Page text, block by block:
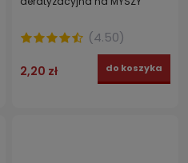
(4.50)
2,20 zł do koszyka